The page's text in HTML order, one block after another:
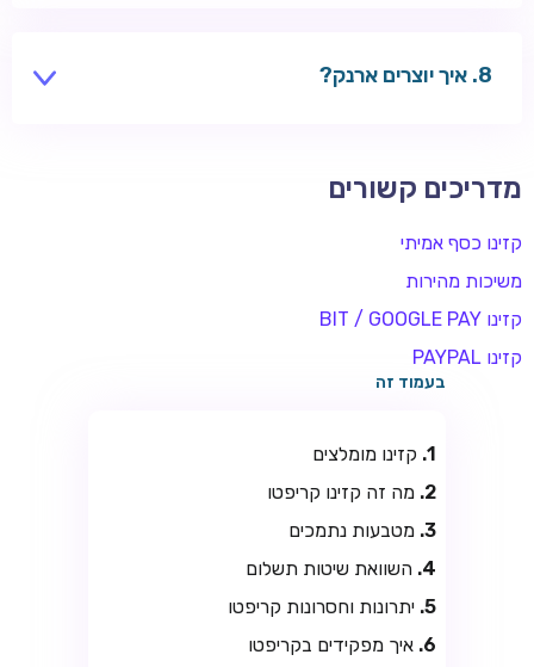
איך יוצרים ארנק?
מדריכים קשורים
קזינו כסף אמיתי
משיכות מהירות
קזינו BIT / GOOGLE PAY
קזינו PAYPAL
בעמוד זה
קזינו מומלצים
מה זה קזינו קריפטו
מטבעות נתמכים
השוואת שיטות תשלום
יתרונות וחסרונות קריפטו
איך מפקידים בקריפטו